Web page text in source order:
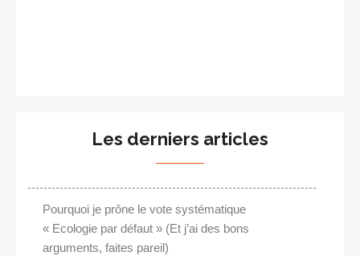
Les derniers articles
Pourquoi je prône le vote systématique
« Ecologie par défaut » (Et j’ai des bons
arguments, faites pareil)